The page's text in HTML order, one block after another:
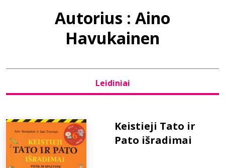
Naujienos
Bibliotekoms
D.U.K.
Autorius : Aino
Havukainen
Leidiniai
Keistieji Tato ir
Pato išradimai